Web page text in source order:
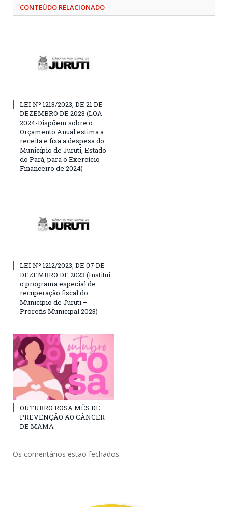
CONTEÚDO RELACIONADO
LEI Nº 1213/2023, DE 21 DE
DEZEMBRO DE 2023 (LOA
2024-Dispõem sobre o
Orçamento Anual estima a
receita e fixa a despesa do
Município de Juruti, Estado
do Pará, para o Exercício
Financeiro de 2024)
LEI Nº 1212/2023, DE 07 DE
DEZEMBRO DE 2023 (Institui
o programa especial de
recuperação fiscal do
Município de Juruti –
Prorefis Municipal 2023)
OUTUBRO ROSA MÊS DE
PREVENÇÃO AO CÂNCER
DE MAMA
Os comentários estão fechados.